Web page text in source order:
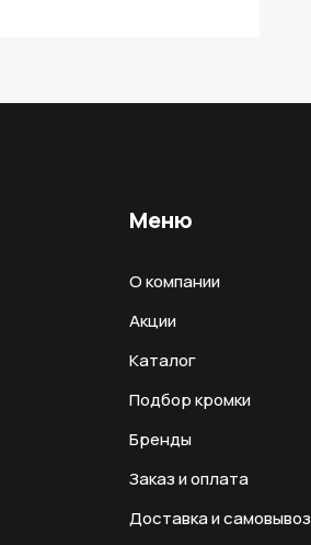
Меню
О компании
Акции
Каталог
Подбор кромки
Бренды
Заказ и оплата
Доставка и самовывоз